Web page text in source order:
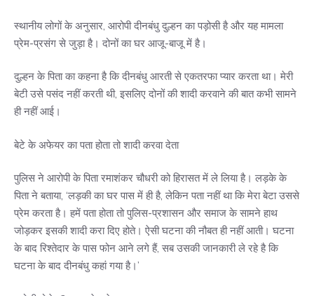
स्थानीय लोगों के अनुसार, आरोपी दीनबंधु दुल्हन का पड़ोसी है और यह मामला
प्रेम-प्रसंग से जुड़ा है। दोनों का घर आजू-बाजू में है।
दुल्हन के पिता का कहना है कि दीनबंधु आरती से एकतरफा प्यार करता था। मेरी
बेटी उसे पसंद नहीं करती थी, इसलिए दोनों की शादी करवाने की बात कभी सामने
ही नहीं आई।
बेटे के अफेयर का पता होता तो शादी करवा देता
पुलिस ने आरोपी के पिता रमाशंकर चौधरी को हिरासत में ले लिया है। लड़के के
पिता ने बताया, ‘लड़की का घर पास में ही है, लेकिन पता नहीं था कि मेरा बेटा उससे
प्रेम करता है। हमें पता होता तो पुलिस-प्रशासन और समाज के सामने हाथ
जोड़कर इसकी शादी करा दिए होते। ऐसी घटना की नौबत ही नहीं आती। घटना
के बाद रिश्तेदार के पास फोन आने लगे हैं, सब उसकी जानकारी ले रहे है कि
घटना के बाद दीनबंधु कहां गया है।’